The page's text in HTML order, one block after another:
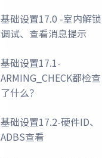
基础设置17.0 -室内解锁
调试、查看消息提示
基础设置17.1-
ARMING_CHECK都检查
了什么？
基础设置17.2-硬件ID、
ADBS查看